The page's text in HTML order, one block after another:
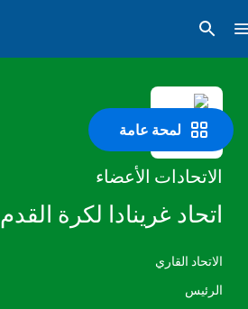
لمحة عامة
الاتحادات الأعضاء
اتحاد غرينادا لكرة القدم
الاتحاد القاري
الرئيس